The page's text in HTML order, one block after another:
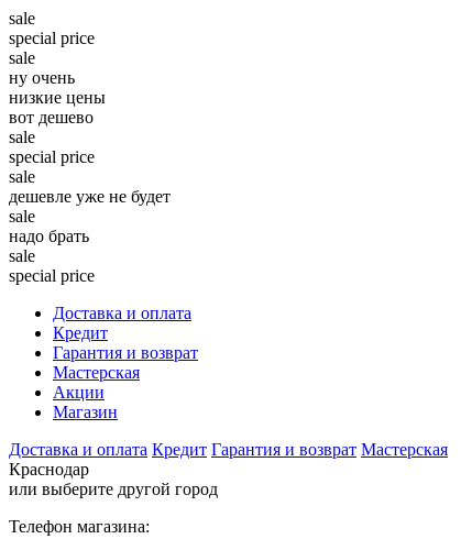
sale
special price
sale
ну очень
низкие цены
вот дешево
sale
special price
sale
дешевле уже не будет
sale
надо брать
sale
special price
Доставка и оплата
Кредит
Гарантия и возврат
Мастерская
Акции
Магазин
Доставка и оплата Кредит Гарантия и возврат Мастерская
Краснодар
или выберите другой город
Телефон магазина: